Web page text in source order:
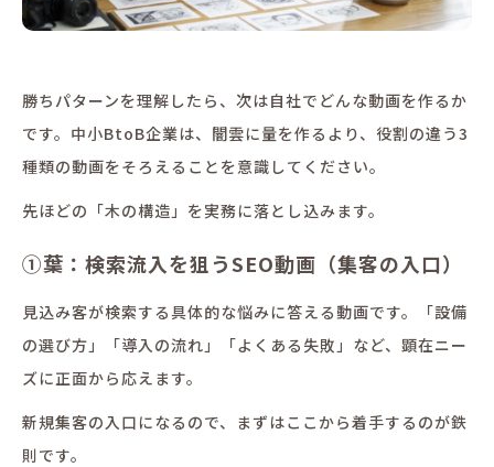
勝ちパターンを理解したら、次は自社でどんな動画を作るか
です。中小BtoB企業は、闇雲に量を作るより、役割の違う3
種類の動画をそろえることを意識してください。
先ほどの「木の構造」を実務に落とし込みます。
①葉：検索流入を狙うSEO動画（集客の入口）
見込み客が検索する具体的な悩みに答える動画です。「設備
の選び方」「導入の流れ」「よくある失敗」など、顕在ニー
ズに正面から応えます。
新規集客の入口になるので、まずはここから着手するのが鉄
則です。